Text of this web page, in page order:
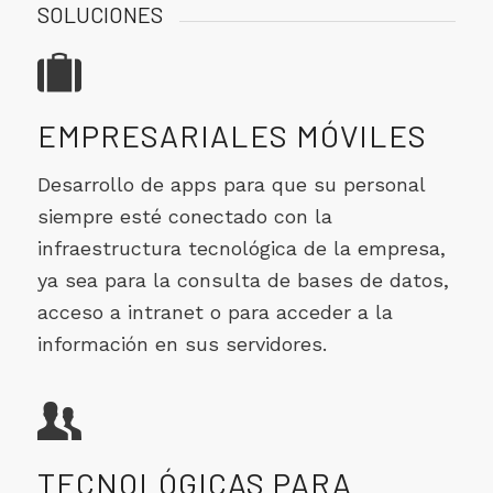
SOLUCIONES
EMPRESARIALES MÓVILES
Desarrollo de apps para que su personal
siempre esté conectado con la
infraestructura tecnológica de la empresa,
ya sea para la consulta de bases de datos,
acceso a intranet o para acceder a la
información en sus servidores.
TECNOLÓGICAS PARA